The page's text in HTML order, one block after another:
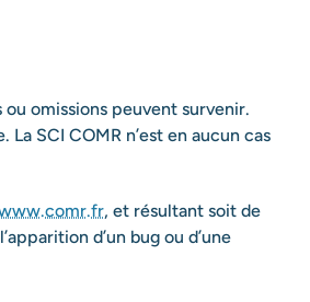
omissions peuvent survenir.
SCI COMR n’est en aucun cas
, et résultant soit de
d’un bug ou d’une